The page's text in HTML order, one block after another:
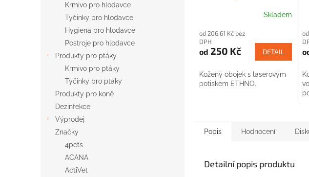
Krmivo pro hlodavce
Tyčinky pro hlodavce
Hygiena pro hlodavce
Postroje pro hlodavce
Produkty pro ptáky
Krmivo pro ptáky
Tyčinky pro ptáky
Produkty pro koně
Dezinfekce
Výprodej
Značky
4pets
ACANA
ActiVet
Skladem
od 206,61 Kč bez
DPH
od 250 Kč DETAIL
Kožený obojek s laserovým
potiskem ETHNO.
Popis Hodnocení
Detailní popis produktu